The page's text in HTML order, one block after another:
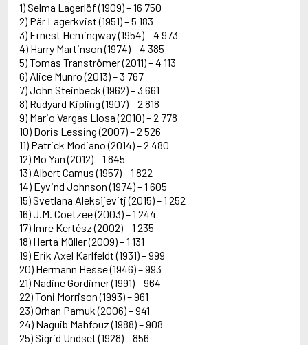
1) Selma Lagerlöf (1909) – 16 750
2) Pär Lagerkvist (1951) – 5 183
3) Ernest Hemingway (1954) – 4 973
4) Harry Martinson (1974) – 4 385
5) Tomas Tranströmer (2011) – 4 113
6) Alice Munro (2013) – 3 767
7) John Steinbeck (1962) – 3 661
8) Rudyard Kipling (1907) – 2 818
9) Mario Vargas Llosa (2010) – 2 778
10) Doris Lessing (2007) – 2 526
11) Patrick Modiano (2014) – 2 480
12) Mo Yan (2012) – 1 845
13) Albert Camus (1957) – 1 822
14) Eyvind Johnson (1974) – 1 605
15) Svetlana Aleksijevitj (2015) – 1 252
16) J.M. Coetzee (2003) – 1 244
17) Imre Kertész (2002) – 1 235
18) Herta Müller (2009) – 1 131
19) Erik Axel Karlfeldt (1931) – 999
20) Hermann Hesse (1946) – 993
21) Nadine Gordimer (1991) – 964
22) Toni Morrison (1993) – 961
23) Orhan Pamuk (2006) – 941
24) Naguib Mahfouz (1988) – 908
25) Sigrid Undset (1928) – 856